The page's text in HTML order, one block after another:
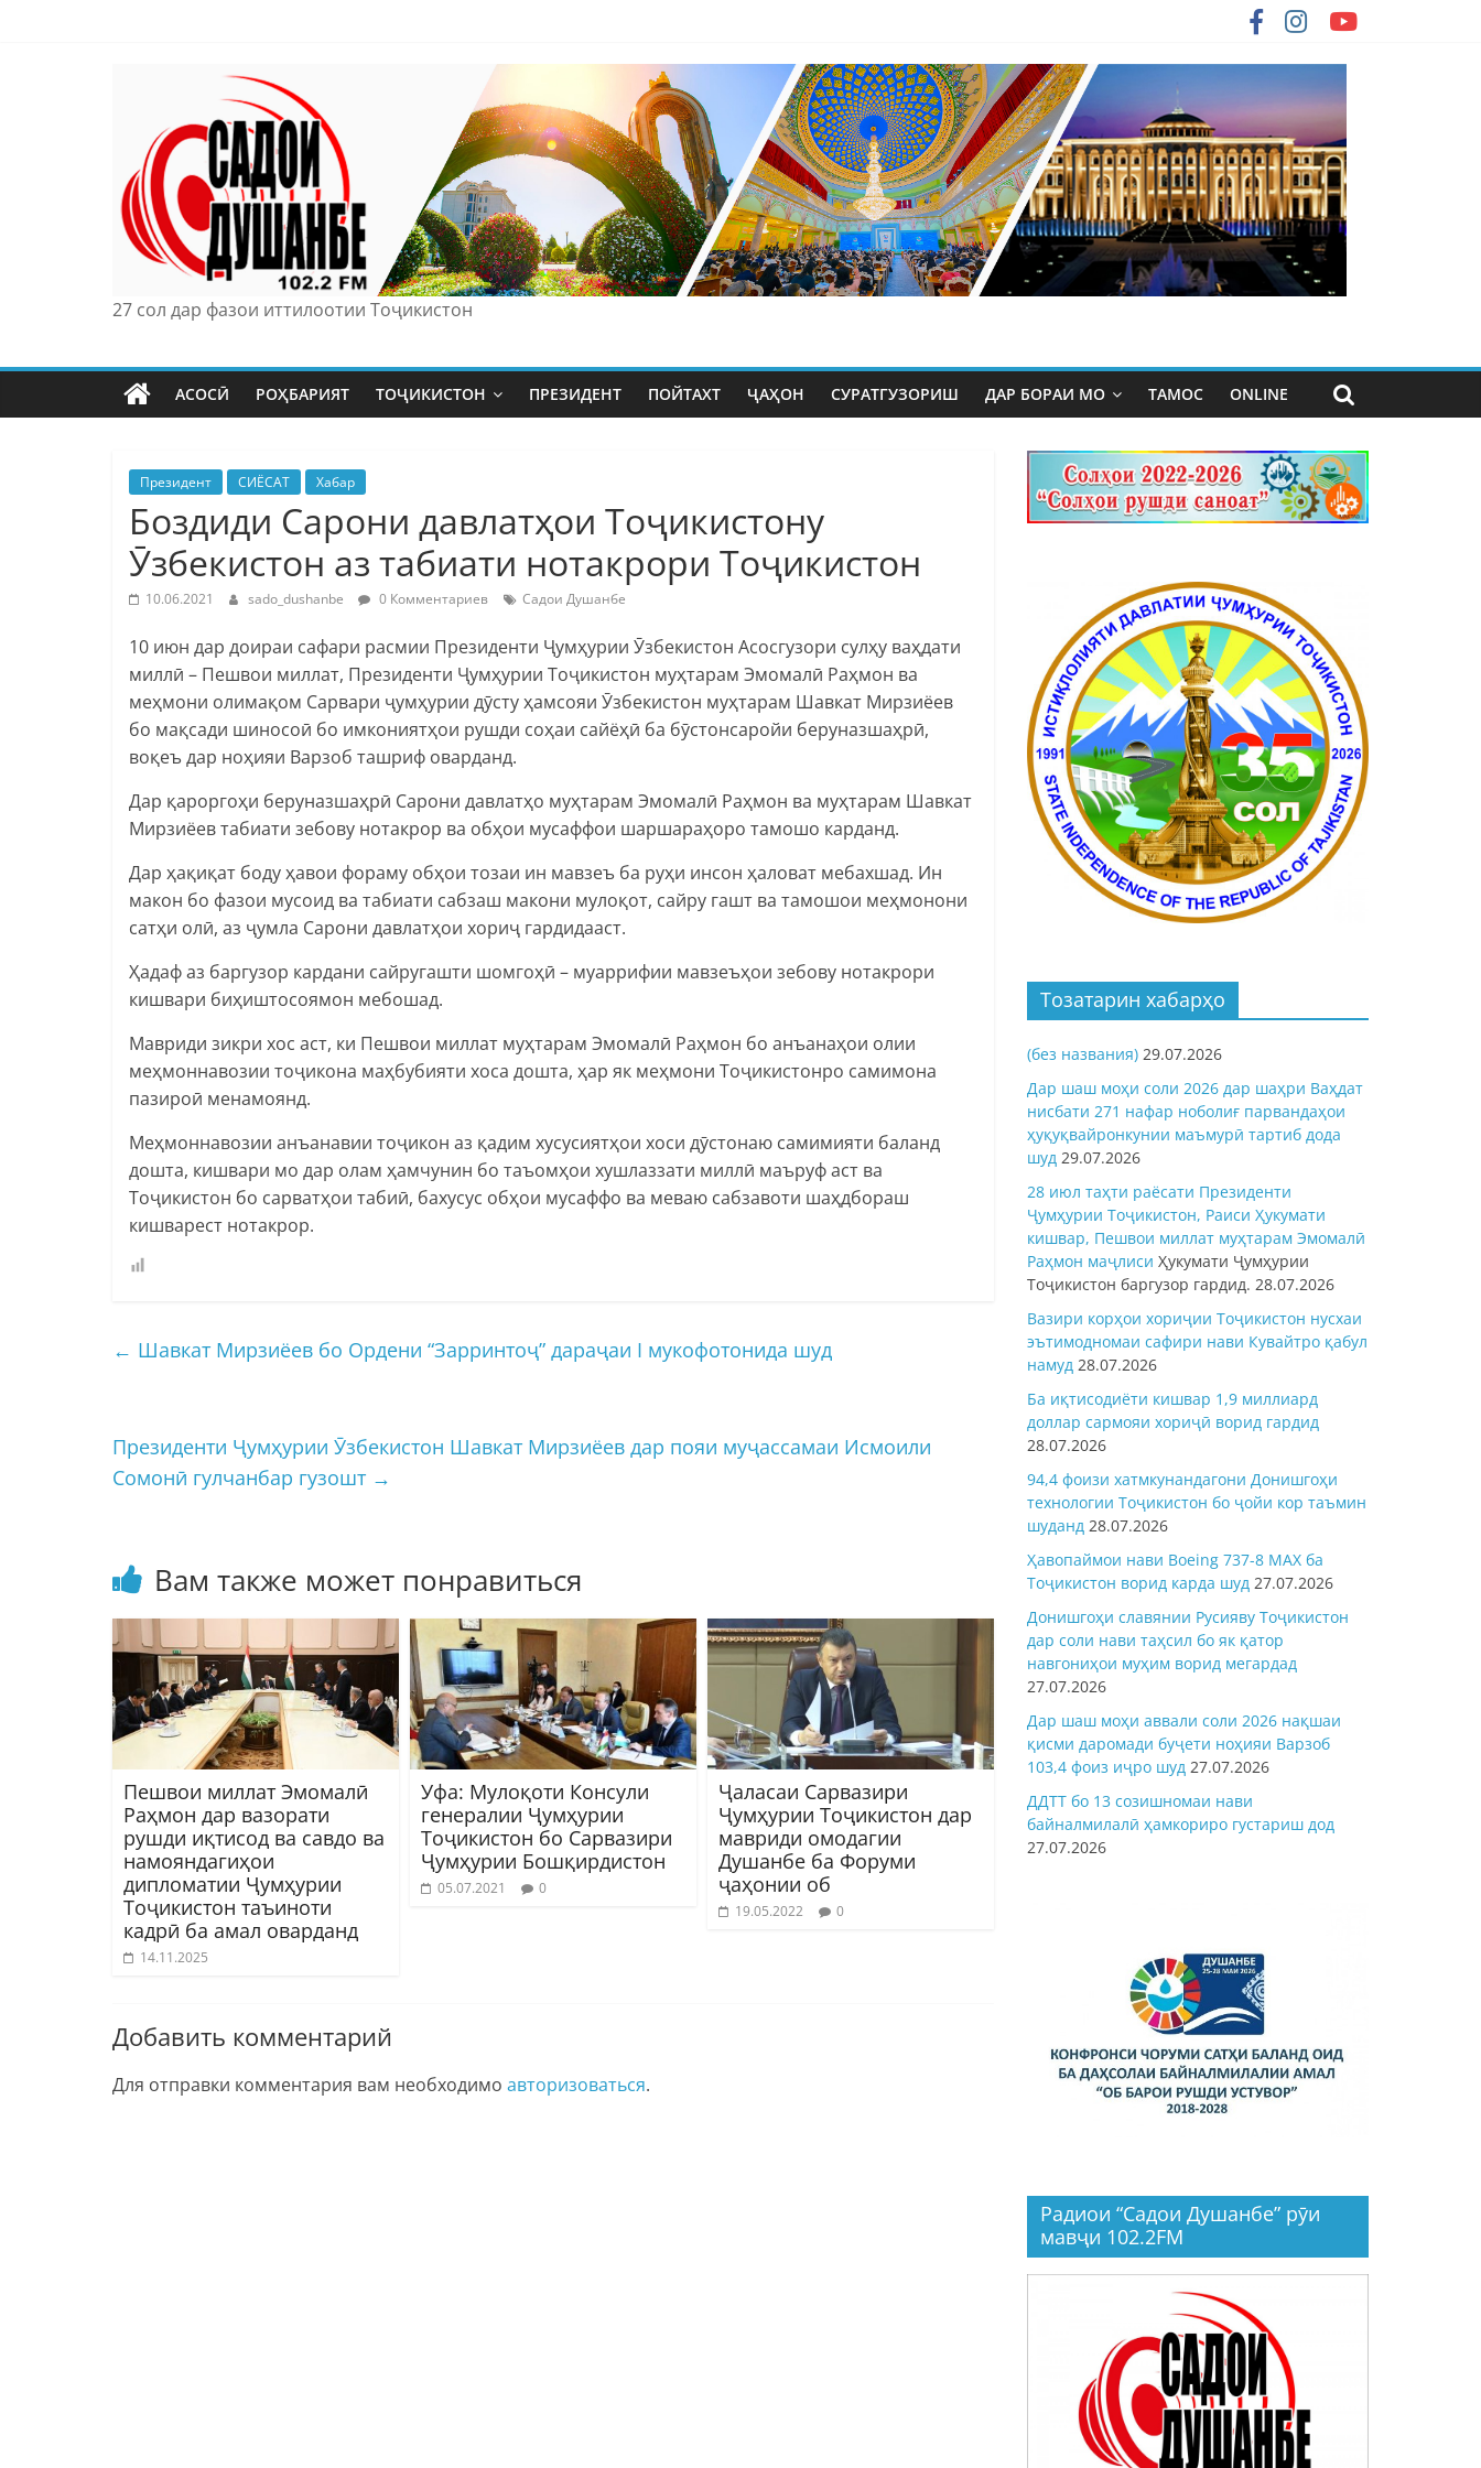
27 сол дар фазои иттилоотии Тоҷикистон
АСОСӢ РОҲБАРИЯТ ТОҶИКИСТОН ПРЕЗИДЕНТ ПОЙТАХТ ҶАҲОН СУРАТГУЗОРИШ ДАР БОРАИ МО ТАМОС ONLINE
Президент СИЁСАТ Хабар
Боздиди Сарони давлатҳои Тоҷикистону
Ӯзбекистон аз табиати нотакрори Тоҷикистон
10.06.2021 sado_dushanbe 0 Комментариев Садои Душанбе
10 июн дар доираи сафари расмии Президенти Ҷумҳурии Ӯзбекистон Асосгузори сулҳу ваҳдати
миллӣ – Пешвои миллат, Президенти Ҷумҳурии Тоҷикистон муҳтарам Эмомалӣ Раҳмон ва
меҳмони олимақом Сарвари ҷумҳурии дӯсту ҳамсояи Ӯзбекистон муҳтарам Шавкат Мирзиёев
бо мақсади шиносоӣ бо имкониятҳои рушди соҳаи сайёҳӣ ба бӯстонсаройи беруназшаҳрӣ,
воқеъ дар ноҳияи Варзоб ташриф оварданд.
Дар қароргоҳи беруназшаҳрӣ Сарони давлатҳо муҳтарам Эмомалӣ Раҳмон ва муҳтарам Шавкат
Мирзиёев табиати зебову нотакрор ва обҳои мусаффои шаршараҳоро тамошо карданд.
Дар ҳақиқат боду ҳавои фораму обҳои тозаи ин мавзеъ ба руҳи инсон ҳаловат мебахшад. Ин
макон бо фазои мусоид ва табиати сабзаш макони мулоқот, сайру гашт ва тамошои меҳмонони
сатҳи олӣ, аз ҷумла Сарони давлатҳои хориҷ гардидааст.
Ҳадаф аз баргузор кардани сайругашти шомгоҳӣ – муаррифии мавзеъҳои зебову нотакрори
кишвари биҳиштосоямон мебошад.
Мавриди зикри хос аст, ки Пешвои миллат муҳтарам Эмомалӣ Раҳмон бо анъанаҳои олии
меҳмоннавозии тоҷикона маҳбубияти хоса дошта, ҳар як меҳмони Тоҷикистонро самимона
пазироӣ менамоянд.
Меҳмоннавозии анъанавии тоҷикон аз қадим хусусиятҳои хоси дӯстонаю самимияти баланд
дошта, кишвари мо дар олам ҳамчунин бо таъомҳои хушлаззати миллӣ маъруф аст ва
Тоҷикистон бо сарватҳои табиӣ, бахусус обҳои мусаффо ва меваю сабзавоти шаҳдбораш
кишварест нотакрор.
← Шавкат Мирзиёев бо Ордени “Зарринтоҷ” дараҷаи I мукофотонида шуд
Президенти Ҷумҳурии Ӯзбекистон Шавкат Мирзиёев дар пояи муҷассамаи Исмоили
Сомонӣ гулчанбар гузошт →
Вам также может понравиться
Пешвои миллат Эмомалӣ
Раҳмон дар вазорати
рушди иқтисод ва савдо ва
намояндагиҳои
дипломатии Ҷумҳурии
Тоҷикистон таъиноти
кадрӣ ба амал оварданд
14.11.2025
Уфа: Мулоқоти Консули
генералии Ҷумҳурии
Тоҷикистон бо Сарвазири
Ҷумҳурии Бошқирдистон
05.07.2021 0
Ҷаласаи Сарвазири
Ҷумҳурии Тоҷикистон дар
мавриди омодагии
Душанбе ба Форуми
ҷаҳонии об
19.05.2022 0
Добавить комментарий
Для отправки комментария вам необходимо авторизоваться.
Тозатарин хабарҳо
(без названия) 29.07.2026
Дар шаш моҳи соли 2026 дар шаҳри Ваҳдат
нисбати 271 нафар ноболиғ парвандаҳои
ҳуқуқвайронкунии маъмурӣ тартиб дода
шуд 29.07.2026
28 июл таҳти раёсати Президенти
Ҷумҳурии Тоҷикистон, Раиси Ҳукумати
кишвар, Пешвои миллат муҳтарам Эмомалӣ
Раҳмон маҷлиси Ҳукумати Ҷумҳурии
Тоҷикистон баргузор гардид. 28.07.2026
Вазири корҳои хориҷии Тоҷикистон нусхаи
эътимодномаи сафири нави Кувайтро қабул
намуд 28.07.2026
Ба иқтисодиёти кишвар 1,9 миллиард
доллар сармояи хориҷӣ ворид гардид
28.07.2026
94,4 фоизи хатмкунандагони Донишгоҳи
технологии Тоҷикистон бо ҷойи кор таъмин
шуданд 28.07.2026
Ҳавопаймои нави Boeing 737-8 MAX ба
Тоҷикистон ворид карда шуд 27.07.2026
Донишгоҳи славянии Русияву Тоҷикистон
дар соли нави таҳсил бо як қатор
навгониҳои муҳим ворид мегардад
27.07.2026
Дар шаш моҳи аввали соли 2026 нақшаи
қисми даромади буҷети ноҳияи Варзоб
103,4 фоиз иҷро шуд 27.07.2026
ДДТТ бо 13 созишномаи нави
байналмилалӣ ҳамкориро густариш дод
27.07.2026
Радиои “Садои Душанбе” рӯи
мавҷи 102.2FM